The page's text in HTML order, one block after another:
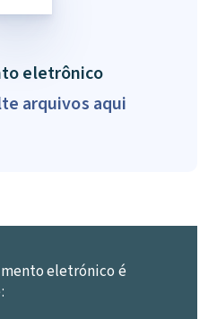
eletrônico
arquivos aqui
eletrónico é